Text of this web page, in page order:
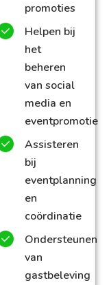
promoties
Helpen bij
het
beheren
van social
media en
eventpromotie
Assisteren
bij
eventplanning
en
coördinatie
Ondersteunen
van
gastbeleving